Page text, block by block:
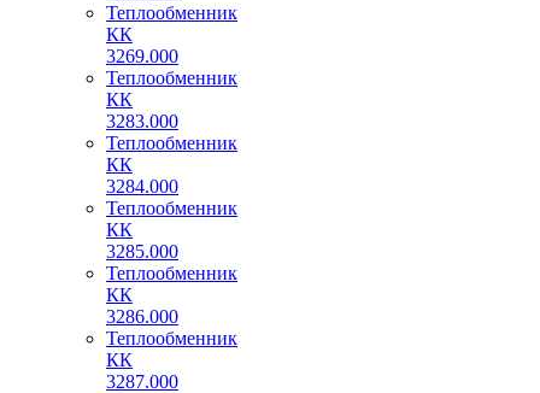
Теплообменник
КК
3269.000
Теплообменник
КК
3283.000
Теплообменник
КК
3284.000
Теплообменник
КК
3285.000
Теплообменник
КК
3286.000
Теплообменник
КК
3287.000